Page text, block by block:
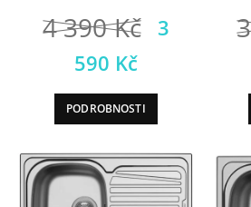
4 390Kč
3
590 Kč
PODROBNOSTI